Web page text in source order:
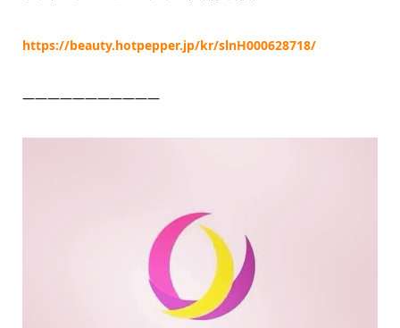
https://beauty.hotpepper.jp/kr/slnH000628718/
———————————